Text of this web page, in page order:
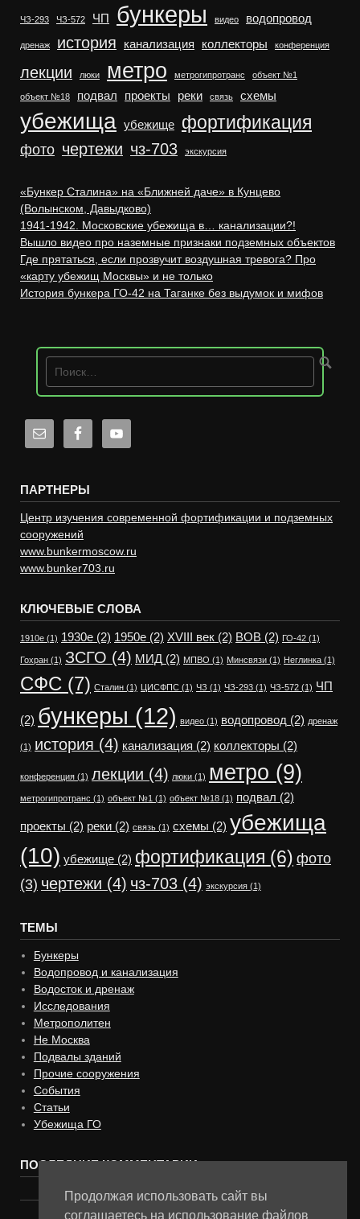
ЧЗ-293 ЧЗ-572 ЧП бункеры видео водопровод
дренаж история канализация коллекторы конференция
лекции люки метро метрогипротранс объект №1
объект №18 подвал проекты реки связь схемы
убежища убежище фортификация
фото чертежи чз-703 экскурсия
«Бункер Сталина» на «Ближней даче» в Кунцево
(Волынском, Давыдково)
1941-1942. Московские убежища в… канализации?!
Вышло видео про наземные признаки подземных объектов
Где прятаться, если прозвучит воздушная тревога? Про
«карту убежищ Москвы» и не только
История бункера ГО-42 на Таганке без выдумок и мифов
ПАРТНЕРЫ
Центр изучения современной фортификации и подземных
сооружений
www.bunkermoscow.ru
www.bunker703.ru
КЛЮЧЕВЫЕ СЛОВА
1910е (1) 1930е (2) 1950е (2) XVIII век (2) ВОВ (2) ГО-42 (1)
Гохран (1) ЗСГО (4) МИД (2) МПВО (1) Минсвязи (1) Неглинка (1)
СФС (7) Сталин (1) ЦИСФПС (1) ЧЗ (1) ЧЗ-293 (1) ЧЗ-572 (1) ЧП
(2) бункеры (12) видео (1) водопровод (2) дренаж
(1) история (4) канализация (2) коллекторы (2)
конференция (1) лекции (4) люки (1) метро (9)
метрогипротранс (1) объект №1 (1) объект №18 (1) подвал (2)
проекты (2) реки (2) связь (1) схемы (2) убежища
(10) убежище (2) фортификация (6) фото
(3) чертежи (4) чз-703 (4) экскурсия (1)
ТЕМЫ
Бункеры
Водопровод и канализация
Водосток и дренаж
Исследования
Метрополитен
Не Москва
Подвалы зданий
Прочие сооружения
События
Статьи
Убежища ГО
ПОСЛЕДНИЕ КОММЕНТАРИИ
Продолжая использовать сайт вы
соглашаетесь на использование файлов